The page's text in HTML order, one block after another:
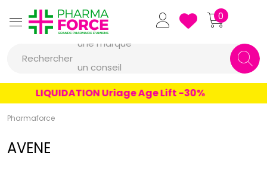
Pharmaforce Grande Pharmacie
0
Rechercher
une marque
un produit
une marque
LIQUIDATION Uriage Age Lift -30%
Pharmaforce
AVENE